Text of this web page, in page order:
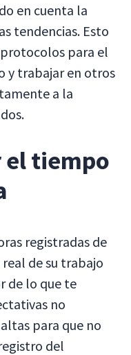
en cuenta la
tendencias. Esto
para el
y trabajar en otros
a la
tiempo
registradas de
de su trabajo
de lo que te
no
para que no
del